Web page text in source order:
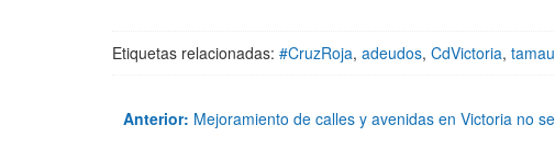
Etiquetas relacionadas: #CruzRoja, adeudos, CdVictoria,
Anterior: Mejoramiento de calles y avenidas en Victoria no